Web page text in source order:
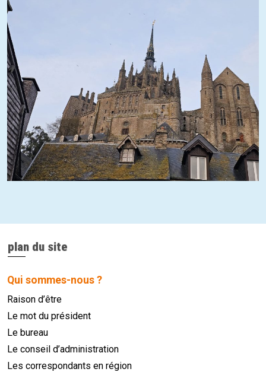
plan du site
Qui sommes-nous ?
Raison d’être
Le mot du président
Le bureau
Le conseil d’administration
Les correspondants en région